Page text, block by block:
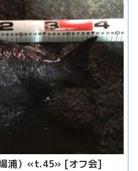
浦）«t.45» [オフ会]